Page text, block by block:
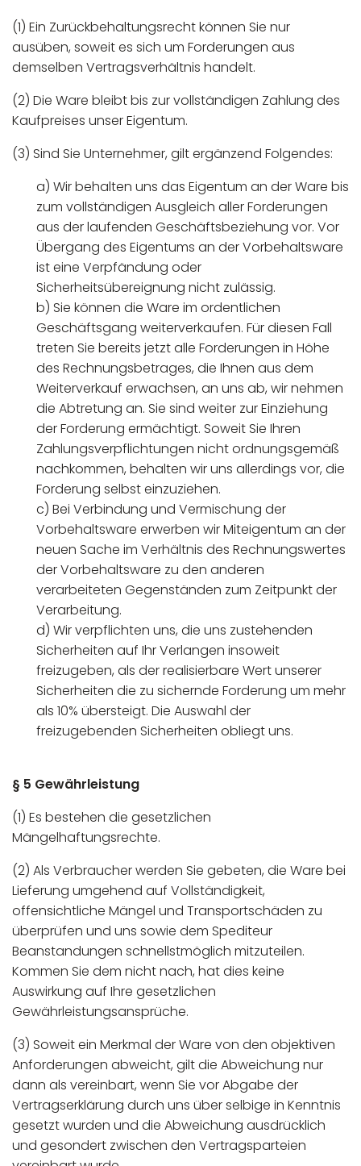
(1) Ein Zurückbehaltungsrecht können Sie nur
ausüben, soweit es sich um Forderungen aus
demselben Vertragsverhältnis handelt.
(2) Die Ware bleibt bis zur vollständigen Zahlung des
Kaufpreises unser Eigentum.
(3) Sind Sie Unternehmer, gilt ergänzend Folgendes:
a) Wir behalten uns das Eigentum an der Ware bis
zum vollständigen Ausgleich aller Forderungen
aus der laufenden Geschäftsbeziehung vor. Vor
Übergang des Eigentums an der Vorbehaltsware
ist eine Verpfändung oder
Sicherheitsübereignung nicht zulässig.
b) Sie können die Ware im ordentlichen
Geschäftsgang weiterverkaufen. Für diesen Fall
treten Sie bereits jetzt alle Forderungen in Höhe
des Rechnungsbetrages, die Ihnen aus dem
Weiterverkauf erwachsen, an uns ab, wir nehmen
die Abtretung an. Sie sind weiter zur Einziehung
der Forderung ermächtigt. Soweit Sie Ihren
Zahlungsverpflichtungen nicht ordnungsgemäß
nachkommen, behalten wir uns allerdings vor, die
Forderung selbst einzuziehen.
c) Bei Verbindung und Vermischung der
Vorbehaltsware erwerben wir Miteigentum an der
neuen Sache im Verhältnis des Rechnungswertes
der Vorbehaltsware zu den anderen
verarbeiteten Gegenständen zum Zeitpunkt der
Verarbeitung.
d) Wir verpflichten uns, die uns zustehenden
Sicherheiten auf Ihr Verlangen insoweit
freizugeben, als der realisierbare Wert unserer
Sicherheiten die zu sichernde Forderung um mehr
als 10% übersteigt. Die Auswahl der
freizugebenden Sicherheiten obliegt uns.
§ 5 Gewährleistung
(1) Es bestehen die gesetzlichen
Mängelhaftungsrechte.
(2) Als Verbraucher werden Sie gebeten, die Ware bei
Lieferung umgehend auf Vollständigkeit,
offensichtliche Mängel und Transportschäden zu
überprüfen und uns sowie dem Spediteur
Beanstandungen schnellstmöglich mitzuteilen.
Kommen Sie dem nicht nach, hat dies keine
Auswirkung auf Ihre gesetzlichen
Gewährleistungsansprüche.
(3) Soweit ein Merkmal der Ware von den objektiven
Anforderungen abweicht, gilt die Abweichung nur
dann als vereinbart, wenn Sie vor Abgabe der
Vertragserklärung durch uns über selbige in Kenntnis
gesetzt wurden und die Abweichung ausdrücklich
und gesondert zwischen den Vertragsparteien